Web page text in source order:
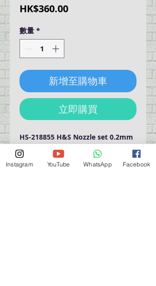
HK$360.00價
數量*
新增至購物車
立即購買
HS-218855 H&S Nozzle set 0.2mm
Black (Hansa). 針咀套裝
For HANSA 181, 281, 381. The set
includes the nozzle, air cap with
Instagram YouTube WhatsApp Facebook